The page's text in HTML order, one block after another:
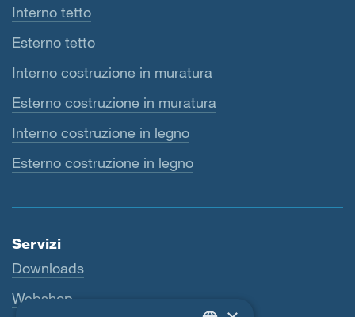
Interno tetto
Esterno tetto
Interno costruzione in muratura
Esterno costruzione in muratura
Interno costruzione in legno
Esterno costruzione in legno
Servizi
Downloads
Webshop